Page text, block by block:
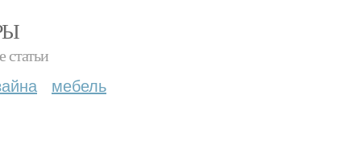
статьи
мебель